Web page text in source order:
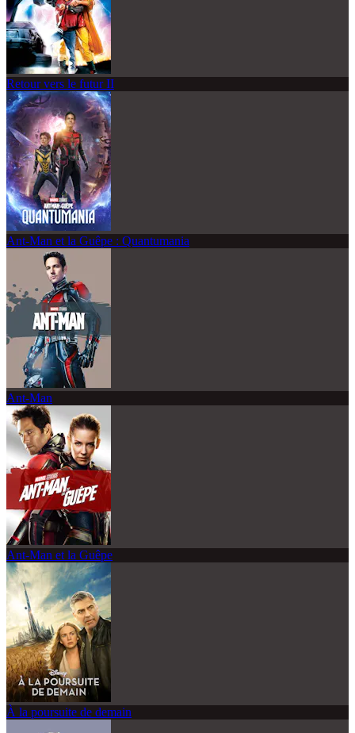
Retour vers le futur II
Ant-Man et la Guêpe : Quantumania
Ant-Man
Ant-Man et la Guêpe
À la poursuite de demain